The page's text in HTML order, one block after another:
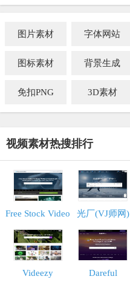
图片素材 字体网站
图标素材 背景生成
免扣PNG 3D素材
视频素材热搜排行
Free Stock Video 光厂(VJ师网)
Videezy Dareful